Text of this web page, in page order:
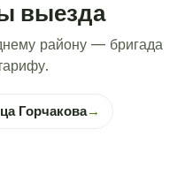
выезда
району — бригада
Горчакова→